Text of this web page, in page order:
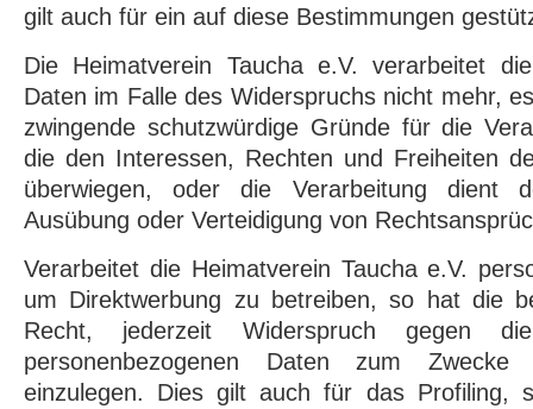
gilt auch für ein auf diese Bestimmungen
Die Heimatverein Taucha e.V. verarbeitet
Daten im Falle des Widerspruchs nicht mehr,
zwingende schutzwürdige Gründe für die
die den Interessen, Rechten und Freiheiten
überwiegen, oder die Verarbeitung dient
Ausübung oder Verteidigung von
Verarbeitet die Heimatverein Taucha e.V.
um Direktwerbung zu betreiben, so hat die
Recht, jederzeit Widerspruch gegen
personenbezogenen Daten zum Zwecke
einzulegen. Dies gilt auch für das Profiling,